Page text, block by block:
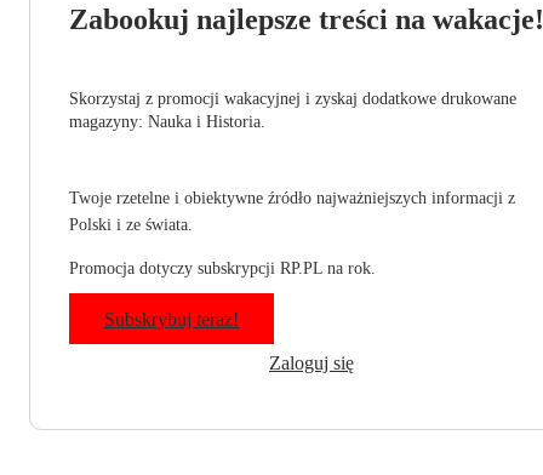
Zabookuj najlepsze treści na wakacje!
Skorzystaj z promocji wakacyjnej i zyskaj dodatkowe drukowane
magazyny: Nauka i Historia.
Twoje rzetelne i obiektywne źródło najważniejszych informacji z
Polski i ze świata.
Promocja dotyczy subskrypcji RP.PL na rok.
Subskrybuj teraz!
Zaloguj się